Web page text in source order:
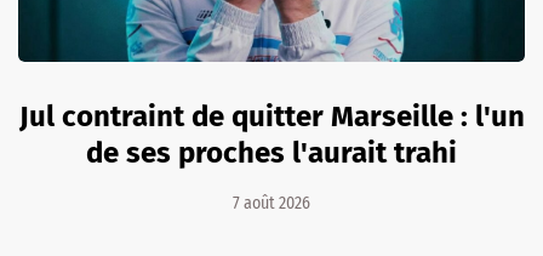
Jul contraint de quitter Marseille : l'un
de ses proches l'aurait trahi
7 août 2026